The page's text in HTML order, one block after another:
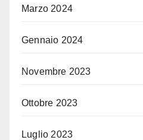
Marzo 2024
Gennaio 2024
Novembre 2023
Ottobre 2023
Luglio 2023